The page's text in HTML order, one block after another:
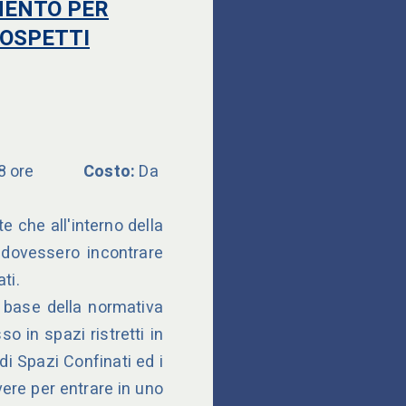
e
PER
ore Costo: Da
che all'interno della
incontrare
della normativa
in spazi ristretti in
Spazi Confinati ed i
per entrare in uno